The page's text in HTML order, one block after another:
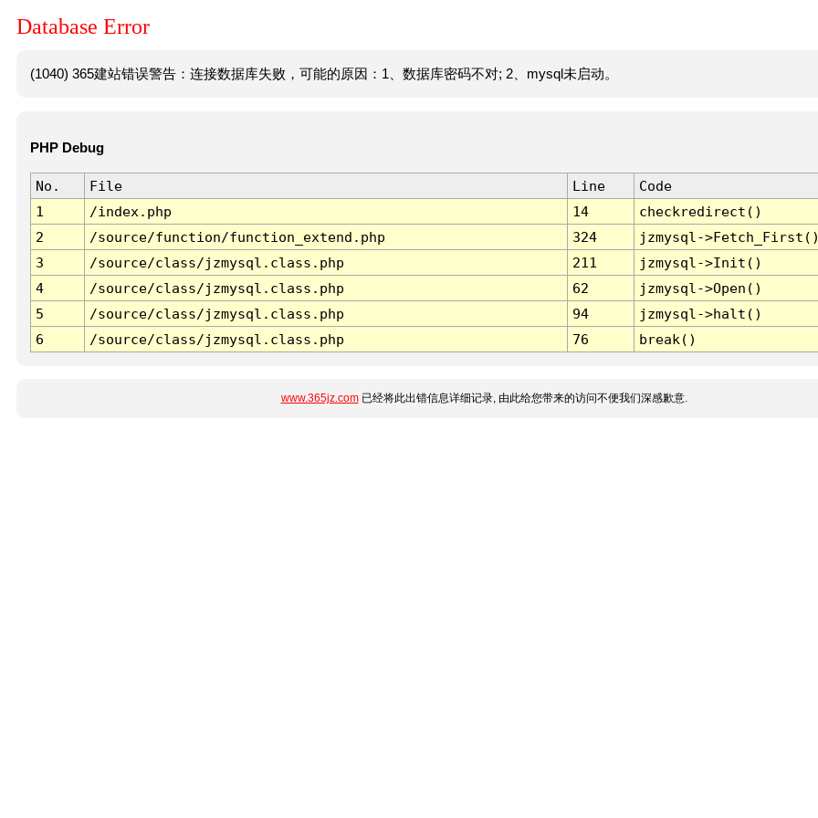
Database Error
(1040) 365建站错误警告：连接数据库失败，可能的原因：1、数据库密码不对; 2、mysql未启动。
PHP Debug
No. File Line
Code
1
/index.php 14
checkredirect()
2
/source/function/function_extend.php 324
jzmysql-
3
/source/class/jzmysql.class.php 211
jzmysql->Init()
4
/source/class/jzmysql.class.php 62
jzmysql->Open()
5
/source/class/jzmysql.class.php 94
jzmysql->halt()
6
/source/class/jzmysql.class.php 76 break()
www.365jz.com已经将此出错信息详细记录, 由此给您带来的访问不便我们深感歉意.